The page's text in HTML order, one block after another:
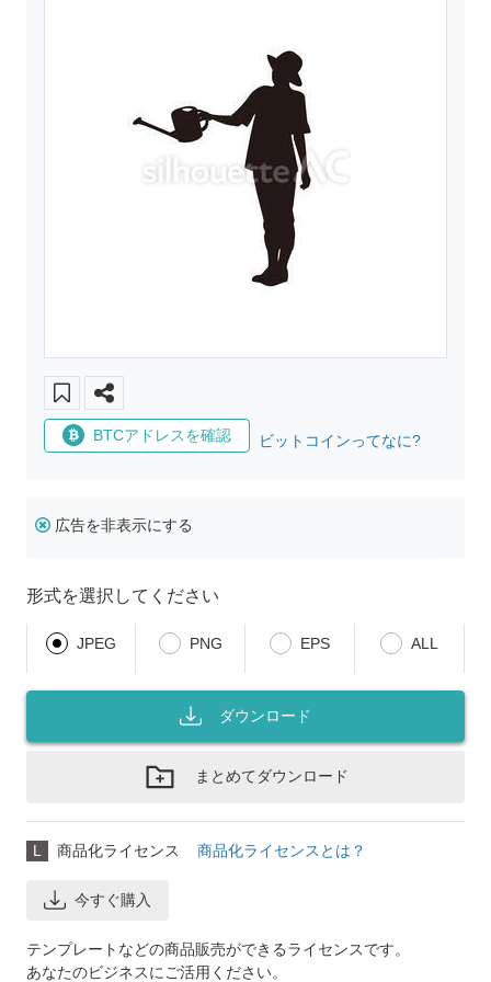
BTCアドレスを確認 ビットコインってなに?
広告を非表示にする
形式を選択してください
JPEG PNG EPS ALL
ダウンロード
まとめてダウンロード
L 商品化ライセンス 商品化ライセンスとは？
今すぐ購入
テンプレートなどの商品販売ができるライセンスです。
あなたのビジネスにご活用ください。